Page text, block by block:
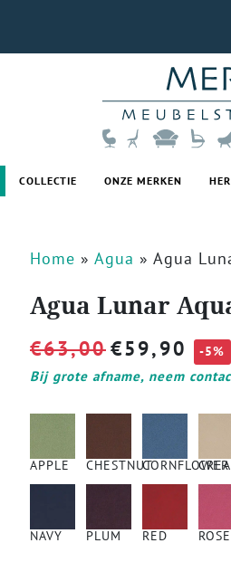
COLLECTIE ONZE MERKEN
Home » Agua » Agua
Agua Lunar
€63,00€59,90 -5%
Bij grote afname, neem
APPLE CHESTNUTCORNFLOWER
NAVY PLUM RED ROSE